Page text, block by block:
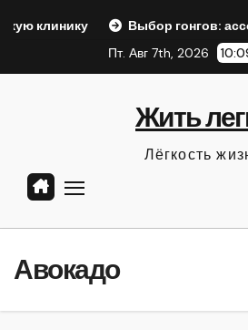
Выбор гонгов: ассортимент и
Пт. Авг 7th, 2026
Жить
Лёгкость
Авокадо